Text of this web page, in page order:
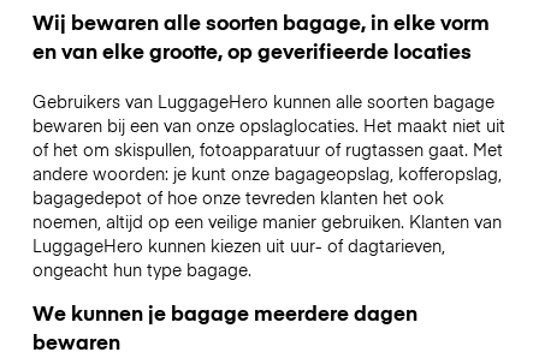
Wij bewaren alle soorten bagage, in elke vorm
en van elke grootte, op geverifieerde locaties
Gebruikers van LuggageHero kunnen alle soorten bagage
bewaren bij een van onze opslaglocaties. Het maakt niet uit
of het om skispullen, fotoapparatuur of rugtassen gaat. Met
andere woorden: je kunt onze bagageopslag, kofferopslag,
bagagedepot of hoe onze tevreden klanten het ook
noemen, altijd op een veilige manier gebruiken. Klanten van
LuggageHero kunnen kiezen uit uur- of dagtarieven,
ongeacht hun type bagage.
We kunnen je bagage meerdere dagen
bewaren